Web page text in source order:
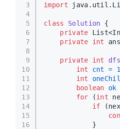
3
4
5
6
7
8
9
10
11
12
13
14
15
16
import
class Solution {
private
private
int
private int dfs
int
cnt = 1
int
boolean
ok
for (int
if
            }